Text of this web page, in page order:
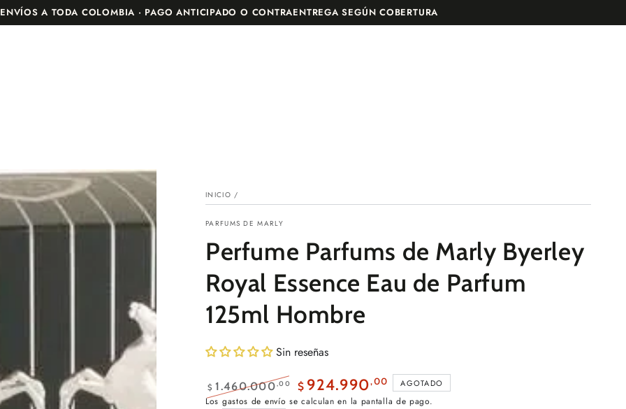
A TODA COLOMBIA · PAGO ANTICIPADO O CONTRAENTREGA SEGÚN COBERTURA
INICIO /
PARFUMS DE MARLY
Perfume Parfums de Marly Byerley
Royal Essence Eau de Parfum
125ml Hombre
Sin reseñas
Precio
$ 1.460.000 ,00
Precio
$ 924.990,00 AGOTADO
Los gastos de envío se calculan en la pantalla de pago.